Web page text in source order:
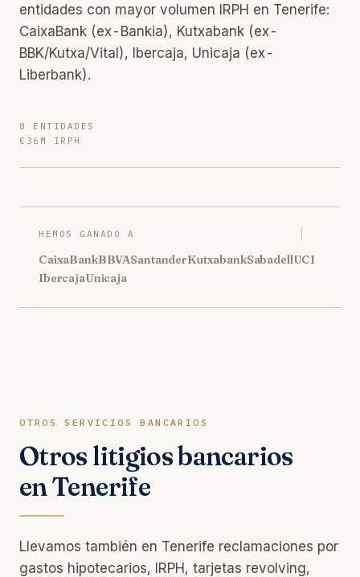
entidades con mayor volumen IRPH en Tenerife:
CaixaBank (ex-Bankia), Kutxabank (ex-
BBK/Kutxa/Vital), Ibercaja, Unicaja (ex-
Liberbank).
8 ENTIDADES
€36M IRPH
HEMOS GANADO A
CaixaBankBBVASantanderKutxabankSabadellUCI
IbercajaUnicaja
OTROS SERVICIOS BANCARIOS
Otros litigios bancarios
en Tenerife
Llevamos también en Tenerife reclamaciones por
gastos hipotecarios, IRPH, tarjetas revolving,